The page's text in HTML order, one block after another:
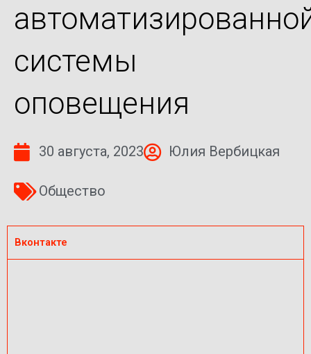
системы
оповещения
30 августа, 2023 Юлия Вербицкая
Общество
Вконтакте